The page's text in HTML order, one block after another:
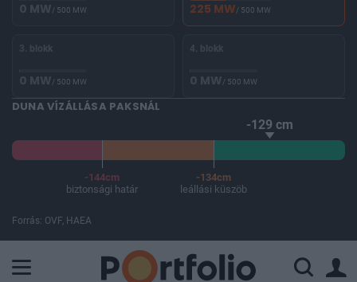
0 MW/ 500 MW 225 MW/ 500 MW
3. blokk
0 MW/ 500 MW
4. blokk
0 MW/ 500 MW
DUNA VÍZÁLLÁSA PAKSNÁL
-129 cm
-144cm
biztonsági határ
-134cm
leállási küszöb
Forrás: OVF, HAEA